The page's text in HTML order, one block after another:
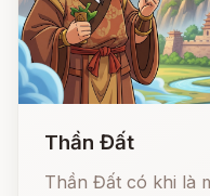
Thần Đất
Thần Đất có khi là